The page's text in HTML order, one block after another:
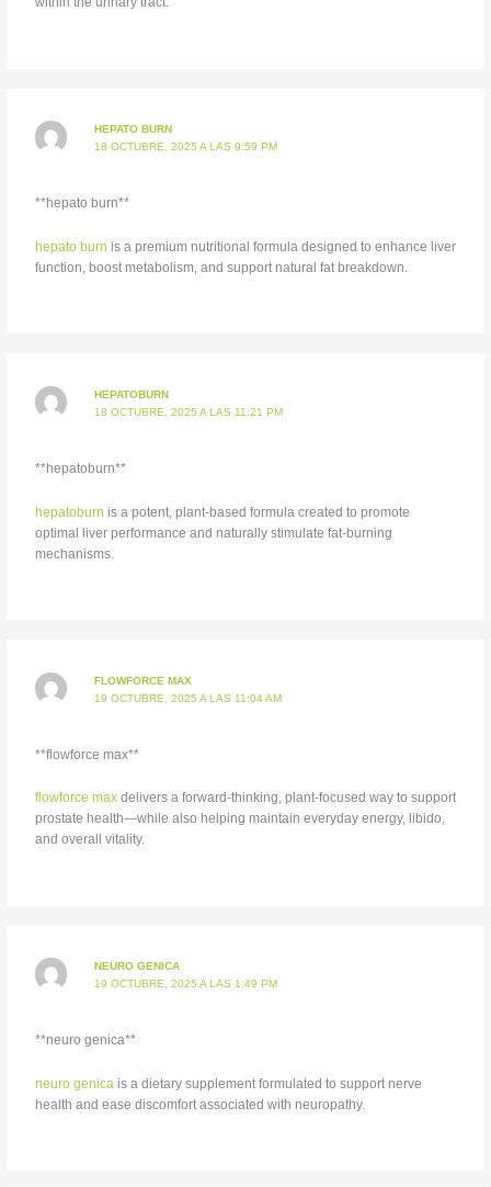
HEPATO BURN
18 OCTUBRE, 2025 A LAS 9:59 PM
**hepato burn**
hepato burn is a premium nutritional formula designed to enhance liver
function, boost metabolism, and support natural fat breakdown.
HEPATOBURN
18 OCTUBRE, 2025 A LAS 11:21 PM
**hepatoburn**
hepatoburn is a potent, plant-based formula created to promote
optimal liver performance and naturally stimulate fat-burning
mechanisms.
FLOWFORCE MAX
19 OCTUBRE, 2025 A LAS 11:04 AM
** flowforce max**
flowforce maxdelivers a forward-thinking, plant-focused way to support
prostate health—while also helping maintain everyday energy, libido,
and overall vitality.
NEURO GENICA
19 OCTUBRE, 2025 A LAS 1:49 PM
**neuro genica**
neuro genicais a dietary supplement formulated to support nerve
health and ease discomfort associated with neuropathy.